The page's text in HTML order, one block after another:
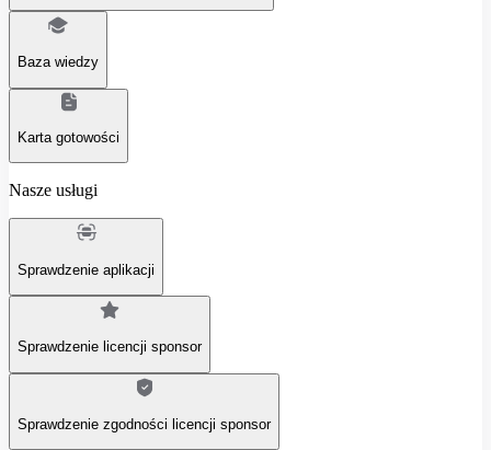
Baza wiedzy
Karta gotowości
Nasze usługi
Sprawdzenie aplikacji
Sprawdzenie licencji sponsor
Sprawdzenie zgodności licencji sponsor